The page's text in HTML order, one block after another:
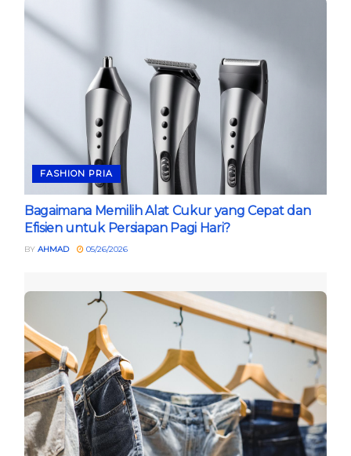
FASHION PRIA
Bagaimana Memilih Alat Cukur yang Cepat dan
Efisien untuk Persiapan Pagi Hari?
BY AHMAD 05/26/2026